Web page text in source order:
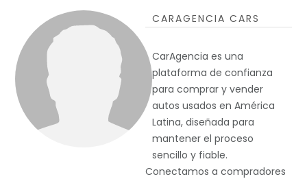
CARAGENCIA CARS
CarAgencia es una
plataforma de confianza
para comprar y vender
autos usados ​​en América
Latina, diseñada para
mantener el proceso
sencillo y fiable.
Conectamos a compradores